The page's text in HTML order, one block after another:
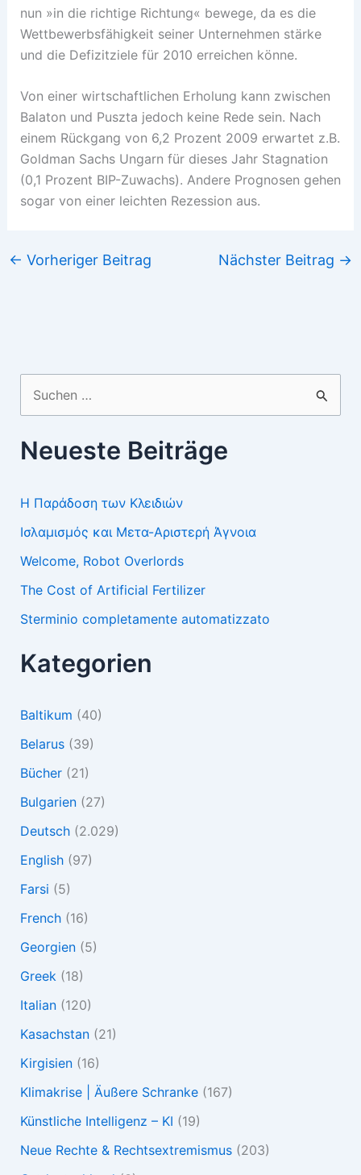
nun »in die richtige Richtung« bewege, da es die
Wettbewerbsfähigkeit seiner Unternehmen stärke
und die Defizitziele für 2010 erreichen könne.
Von einer wirtschaftlichen Erholung kann zwischen
Balaton und Puszta jedoch keine Rede sein. Nach
einem Rückgang von 6,2 Prozent 2009 erwartet z.B.
Goldman Sachs Ungarn für dieses Jahr Stagnation
(0,1 Prozent BIP-Zuwachs). Andere Prognosen gehen
sogar von einer leichten Rezession aus.
← Vorheriger Beitrag Nächster Beitrag →
Suchen
nach:
Neueste Beiträge
Η Παράδοση των Κλειδιών
Ισλαμισμός και Μετα-Αριστερή Άγνοια
Welcome, Robot Overlords
The Cost of Artificial Fertilizer
Sterminio completamente automatizzato
Kategorien
Baltikum (40)
Belarus(39)
Bücher(21)
Bulgarien(27)
Deutsch(2.029)
English(97)
Farsi (5)
French(16)
Georgien(5)
Greek(18)
Italian(120)
Kasachstan(21)
Kirgisien(16)
Klimakrise | Äußere Schranke(167)
Künstliche Intelligenz – KI (19)
Neue Rechte & Rechtsextremismus(203)